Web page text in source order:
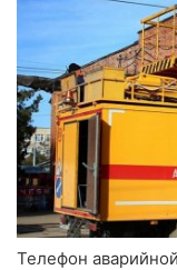
Телефон